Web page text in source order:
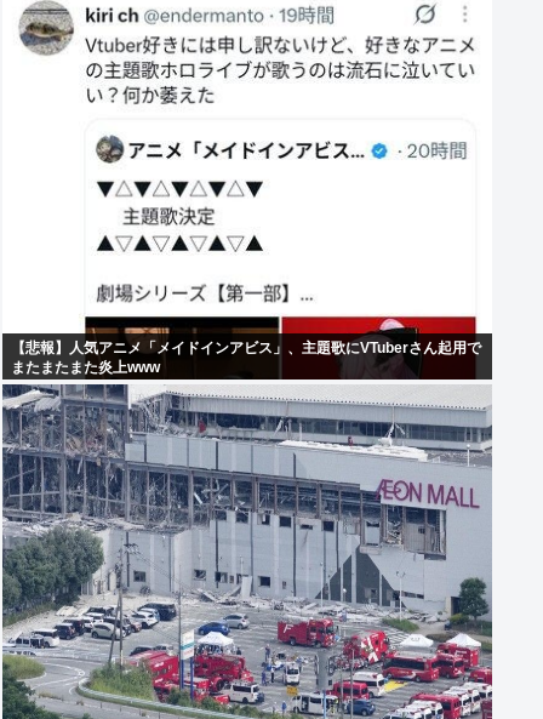
【悲報】人気アニメ「メイドインアビス」、主題歌にVTuberさん起用で
またまたまた炎上www